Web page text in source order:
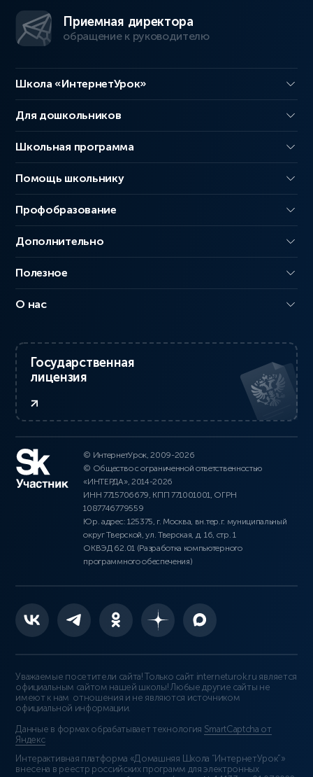
Приемная директора
обращение к руководителю
Школа «ИнтернетУрок»
Для дошкольников
Школьная программа
Помощь школьнику
Профобразование
Дополнительно
Полезное
О нас
Государственная
лицензия
© ИнтернетУрок, 2009-2026
© Общество с ограниченной ответственностью
«ИНТЕРДА», 2014-2026
ИНН 7715706679, КПП 771001001, ОГРН
1087746779559
Юр. адрес: 125375, г. Москва, вн.тер.г. муниципальный
округ Тверской, ул. Тверская, д. 16, стр. 1
ОКВЭД 62.01 (Разработка компьютерного
программного обеспечения)
Уважаемые посетители сайта! Только сайт interneturok.ru является
официальным сайтом нашей школы! Любые другие сайты не
имеют к нам отношения и не являются источником
официальной информации.
Данные в формах обрабатывает технология SmartCaptcha от
Яндекс
Интерактивная платформа «Домашняя Школа “ИнтернетУрок”»
внесена в реестр российских программ для электронных